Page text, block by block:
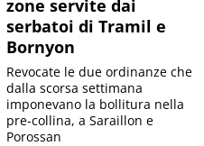
zone servite dai
serbatoi di Tramil e
Bornyon
Revocate le due ordinanze che
dalla scorsa settimana
imponevano la bollitura nella
pre-collina, a Saraillon e
Porossan